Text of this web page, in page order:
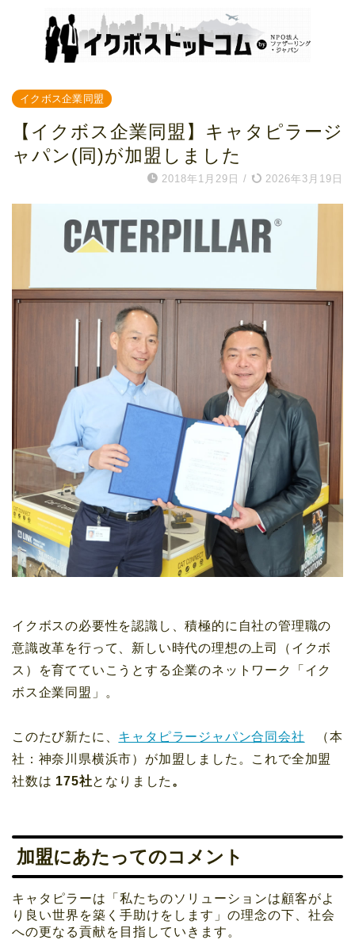
イクボス企業同盟
【イクボス企業同盟】キャタピラージ
ャパン(同)が加盟しました
2018年1月29日 / 2026年3月19日
イクボスの必要性を認識し、積極的に自社の管理職の
意識改革を行って、新しい時代の理想の上司（イクボ
ス）を育てていこうとする企業のネットワーク「イク
ボス企業同盟」。
このたび新たに、 キャタピラージャパン合同会社
（本
社：神奈川県横浜市）が加盟しました。これで全加盟
社数は 175社となりました 。
加盟にあたってのコメント
キャタピラーは「私たちのソリューションは顧客がよ
り良い世界を築く手助けをします」の理念の下、社会
への更なる貢献を目指していきます。